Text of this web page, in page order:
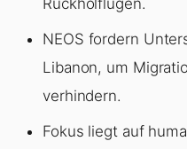
NEOS fordern
Libanon, um
verhindern.
Fokus liegt auf